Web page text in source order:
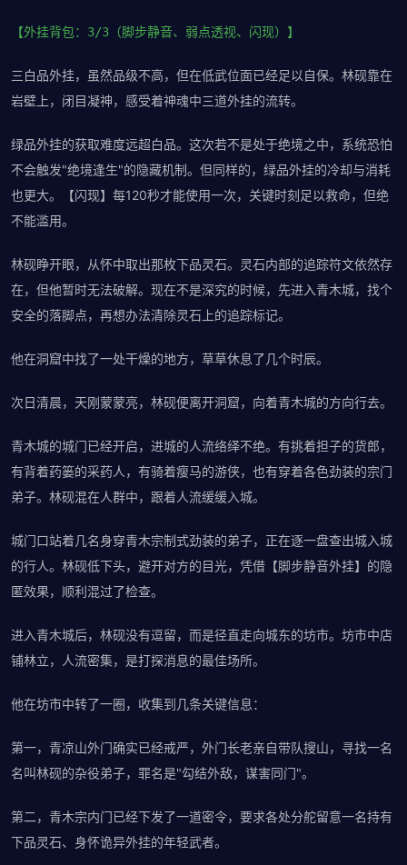
【外挂背包：3/3（脚步静音、弱点透视、闪现）】
三白品外挂，虽然品级不高，但在低武位面已经足以自保。林砚靠在
岩壁上，闭目凝神，感受着神魂中三道外挂的流转。
绿品外挂的获取难度远超白品。这次若不是处于绝境之中，系统恐怕
不会触发"绝境逢生"的隐藏机制。但同样的，绿品外挂的冷却与消耗
也更大。【闪现】每120秒才能使用一次，关键时刻足以救命，但绝
不能滥用。
林砚睁开眼，从怀中取出那枚下品灵石。灵石内部的追踪符文依然存
在，但他暂时无法破解。现在不是深究的时候，先进入青木城，找个
安全的落脚点，再想办法清除灵石上的追踪标记。
他在洞窟中找了一处干燥的地方，草草休息了几个时辰。
次日清晨，天刚蒙蒙亮，林砚便离开洞窟，向着青木城的方向行去。
青木城的城门已经开启，进城的人流络绎不绝。有挑着担子的货郎，
有背着药篓的采药人，有骑着瘦马的游侠，也有穿着各色劲装的宗门
弟子。林砚混在人群中，跟着人流缓缓入城。
城门口站着几名身穿青木宗制式劲装的弟子，正在逐一盘查出城入城
的行人。林砚低下头，避开对方的目光，凭借【脚步静音外挂】的隐
匿效果，顺利混过了检查。
进入青木城后，林砚没有逗留，而是径直走向城东的坊市。坊市中店
铺林立，人流密集，是打探消息的最佳场所。
他在坊市中转了一圈，收集到几条关键信息：
第一，青凉山外门确实已经戒严，外门长老亲自带队搜山，寻找一名
名叫林砚的杂役弟子，罪名是"勾结外敌，谋害同门"。
第二，青木宗内门已经下发了一道密令，要求各处分舵留意一名持有
下品灵石、身怀诡异外挂的年轻武者。